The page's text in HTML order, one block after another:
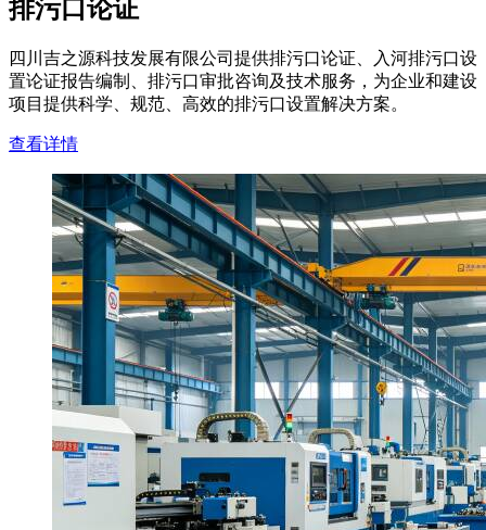
排污口论证
四川吉之源科技发展有限公司提供排污口论证、入河排污口设
置论证报告编制、排污口审批咨询及技术服务，为企业和建设
项目提供科学、规范、高效的排污口设置解决方案。
查看详情